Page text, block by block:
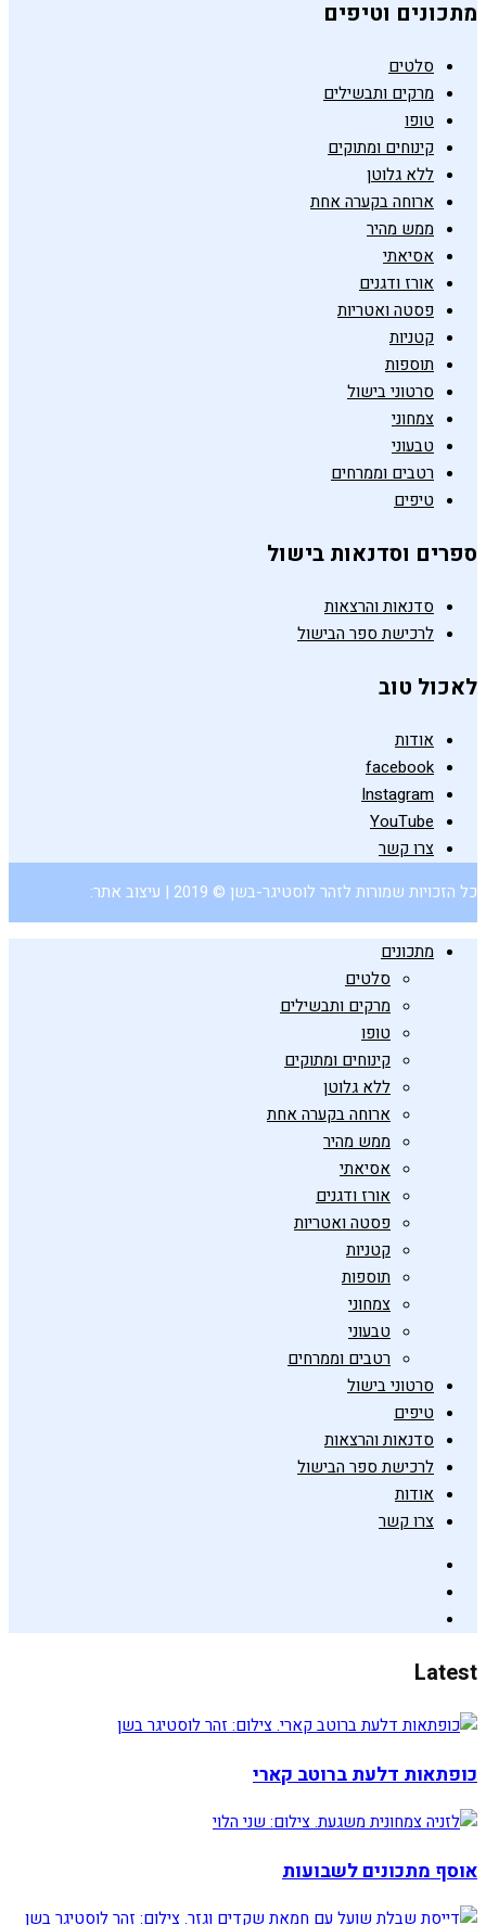
מתכונים וטיפים
סלטים
מרקים ותבשילים
טופו
קינוחים ומתוקים
ללא גלוטן
ארוחה בקערה אחת
ממש מהיר
אסיאתי
אורז ודגנים
פסטה ואטריות
קטניות
תוספות
סרטוני בישול
צמחוני
טבעוני
רטבים וממרחים
טיפים
ספרים וסדנאות בישול
סדנאות והרצאות
לרכישת ספר הבישול
לאכול טוב
אודות
facebook
Instagram
YouTube
צרו קשר
כל הזכויות שמורות לזהר לוסטיגר-בשן © 2019 | עיצוב אתר:
מתכונים
סלטים
מרקים ותבשילים
טופו
קינוחים ומתוקים
ללא גלוטן
ארוחה בקערה אחת
ממש מהיר
אסיאתי
אורז ודגנים
פסטה ואטריות
קטניות
תוספות
צמחוני
טבעוני
רטבים וממרחים
סרטוני בישול
טיפים
סדנאות והרצאות
לרכישת ספר הבישול
אודות
צרו קשר
Latest
כופתאות דלעת ברוטב קארי
אוסף מתכונים לשבועות